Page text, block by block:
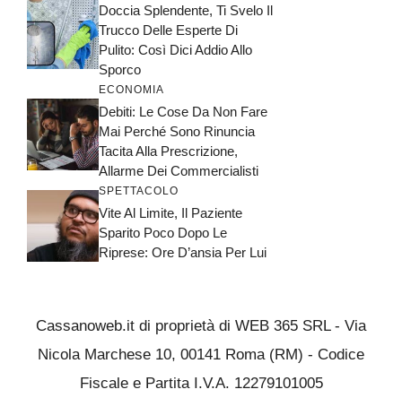
Doccia Splendente, Ti Svelo Il
Trucco Delle Esperte Di
Pulito: Così Dici Addio Allo
Sporco
ECONOMIA
Debiti: Le Cose Da Non Fare
Mai Perché Sono Rinuncia
Tacita Alla Prescrizione,
Allarme Dei Commercialisti
SPETTACOLO
Vite Al Limite, Il Paziente
Sparito Poco Dopo Le
Riprese: Ore D’ansia Per Lui
Cassanoweb.it di proprietà di WEB 365 SRL - Via
Nicola Marchese 10, 00141 Roma (RM) - Codice
Fiscale e Partita I.V.A. 12279101005